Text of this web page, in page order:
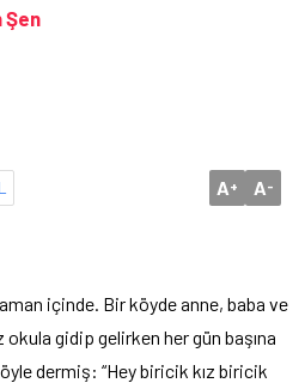
Şen
A+ A-
içinde. Bir köyde anne, baba ve
okula gidip gelirken her gün başına
dermiş: “Hey biricik kız biricik